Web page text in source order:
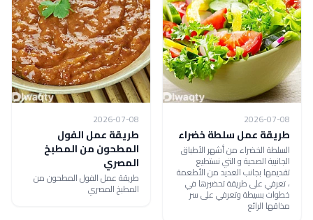
2026-07-08
طريقة عمل سلطة خضراء
السلطة الخضراء من أشهر الأطباق
الجانبية الصحية و التي نستطيع
تقديمها بجانب العديد من الأطعمة
، تعرفي على طريقة تحضيرها في
خطوات بسيطة وتعرفي على سر
مذاقها الرائع
2026-07-08
طريقة عمل الفول
المطحون من المطبخ
المصري
طريقة عمل الفول المطحون من
المطبخ المصري